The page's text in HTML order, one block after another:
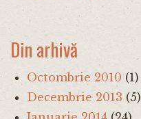
Din arhivă
Octombrie 2010 (1)
Decembrie 2013 (5)